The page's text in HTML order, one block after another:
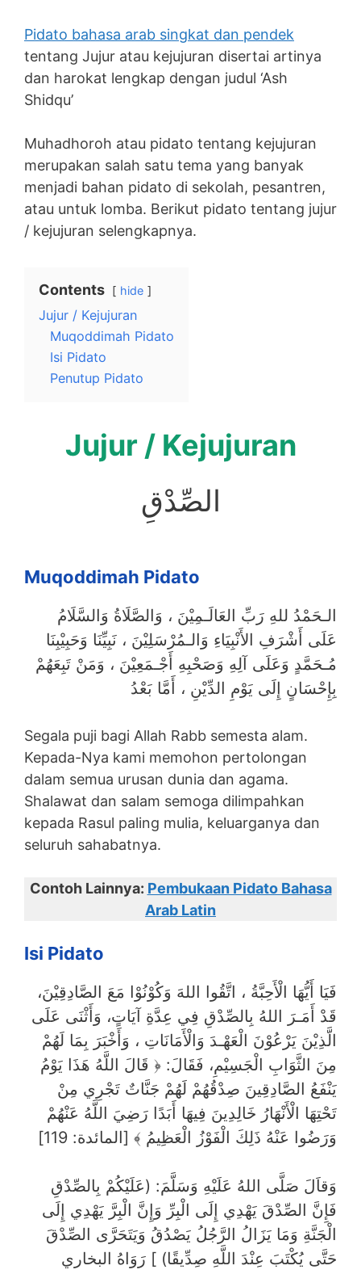
Pidato bahasa arab singkat dan pendek
tentang Jujur atau kejujuran disertai artinya
dan harokat lengkap dengan judul ‘Ash
Shidqu’
Muhadhoroh atau pidato tentang kejujuran
merupakan salah satu tema yang banyak
menjadi bahan pidato di sekolah, pesantren,
atau untuk lomba. Berikut pidato tentang jujur
/ kejujuran selengkapnya.
Contents hide
Jujur / Kejujuran
Muqoddimah Pidato
Isi Pidato
Penutup Pidato
Jujur / Kejujuran
الصِّدْقِ
Muqoddimah Pidato
عَلَى أَشْرَفِ الأَنْبِيَاءِ وَالـمُرْسَلِيْنَ ، نَبِيِّنَا وَحَبِيْبِنَا
مُـحَمَّدٍ وَعَلَى آلِهِ وَصَحْبِهِ أَجْـمَعِيْنَ ، وَمَنْ تَبِعَهُمْ
بِإِحْسَانٍ إِلَى يَوْمِ الدِّيْنِ ، أَمَّا بَعْدُ
Segala puji bagi Allah Rabb semesta alam.
Kepada-Nya kami memohon pertolongan
dalam semua urusan dunia dan agama.
Shalawat dan salam semoga dilimpahkan
kepada Rasul paling mulia, keluarganya dan
seluruh sahabatnya.
Contoh Lainnya: Pembukaan Pidato Bahasa
Arab Latin
Isi Pidato
فَيَا أَيُّهَا الْأَحِبَّةُ ، اتَّقُوا اللهَ وَكُوْنُوْا مَعَ الصَّادِقِيْنَ،
قَدْ أَمَـرَ اللهُ بِالصِّدْقِ فِي عِدَّةِ آيَاتٍ، وَأَثْنَى عَلَى
الَّذِيْنَ يَرْعُوْنَ الْعَهْـدَ وَالْأَمَانَاتِ ، وَأَخْبَرَ بِمَا لَهُمْ
مِنَ الثَّوَابِ الْجَسِيْمِ، فَقَالَ: ﴿ قَالَ اللَّهُ هَذَا يَوْمُ
يَنْفَعُ الصَّادِقِينَ صِدْقُهُمْ لَهُمْ جَنَّاتٌ تَجْرِي مِنْ
تَحْتِهَا الْأَنْهَارُ خَالِدِينَ فِيهَا أَبَدًا رَضِيَ اللَّهُ عَنْهُمْ
وَرَضُوا عَنْهُ ذَلِكَ الْفَوْزُ الْعَظِيمُ ﴾ [المائدة: 119]
وَقاَلَ صَلَّى اللهُ عَلَيْهِ وَسَلَّمَ: (عَلَيْكُمْ بِالصِّدْقِ
فَإِنَّ الصِّدْقَ يَهْدِي إِلَى الْبِرِّ وَإِنَّ الْبِرَّ يَهْدِي إِلَى
الْجَنَّةِ وَمَا يَزَالُ الرَّجُلُ يَصْدُقُ وَيَتَحَرَّى الصِّدْقَ
حَتَّى يُكْتَبَ عِنْدَ اللَّهِ صِدِّيقًا) ] رَوَاهُ البخاري